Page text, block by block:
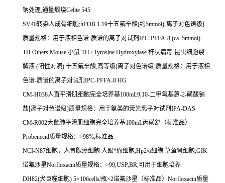
钠处理,通量煅烧Celite 545
SV40转染人成骨细胞;hFOB 1.19十五氟辛酸(约5mmol)[离子对色谱级]
质量规格：用于液相色谱-质谱的离子对试剂 IPC-PFFA-8 (ca. 5mmol)
TH Others Mouse 小鼠 TH / Tyrosine Hydroxylase 杆状病毒-昆虫细胞裂
解液 (阳性对照) 十五氟辛酸,高等级[离子对色谱级]质量规格：用于液相
色谱-质谱的离子对试剂 IPC-PFFA-8 HG
CM-H038人直平滑肌细胞完全培养基100mL9,10-二甲氧基蒽-2-磺酸钠
盐[离子对色谱级]质量规格：用于氨类的荧光离子对试剂 IPA-DAS
CM-R002大鼠肺平滑肌细胞完全培养基100mL丙磺舒（标准品）
Probenecid质量规格： >98%,标准品
NCI-N87细胞，人胃腺癌细胞 人跟*瘤细胞,Hp2/o细胞 草鱼肾细胞;GIK
诺氟沙星Norfloxacin质量规格： >99,USP,BR,可用于细胞培养
DH82(犬巨噬细胞) 5×106cells/瓶×2诺氟沙星（标准品） Norfloxacin质量